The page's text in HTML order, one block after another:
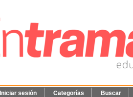
Iniciar sesión Categorías Buscar